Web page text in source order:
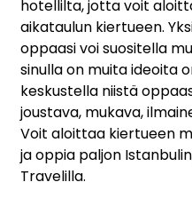
hotellilta, jotta voit
aikataulun kiertueen.
oppaasi voi suositella
sinulla on muita ideoita
keskustella niistä
joustava, mukava,
Voit aloittaa kiertueen
ja oppia paljon
Travelilla.